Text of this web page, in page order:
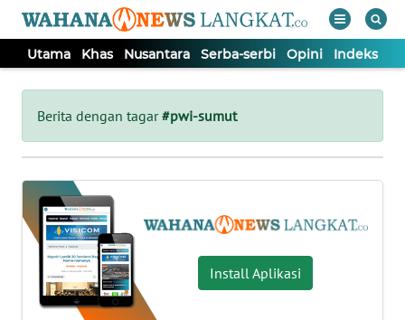
Utama Khas Nusantara Serba-serbi Opini Indeks
Berita dengan tagar#pwi-sumut
Install Aplikasi
Tutup
UTAMA
KHAS
NUSANTARA
SERBA-